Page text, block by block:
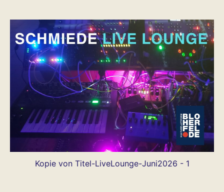
Kopie von Titel-LiveLounge-Juni2026 - 1